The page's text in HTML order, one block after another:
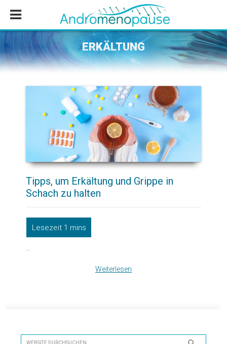
Inhalt
springen
Seitenspalte
springen
Fußzeile
springen
ERKÄLTUNG
Tipps, um Erkältung und Grippe in
Schach zu halten
Weiterlesen
Website